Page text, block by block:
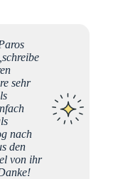
sehr
nach
den
von ihr